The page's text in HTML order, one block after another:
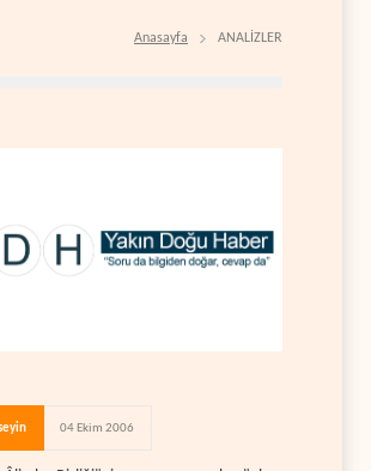
Anasayfa ANALİZLER
04 Ekim 2006